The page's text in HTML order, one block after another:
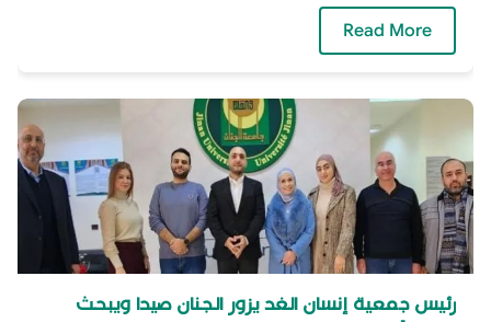
Read More
رئيس جمعية إنسان الغد يزور الجنان صيدا ويبحث